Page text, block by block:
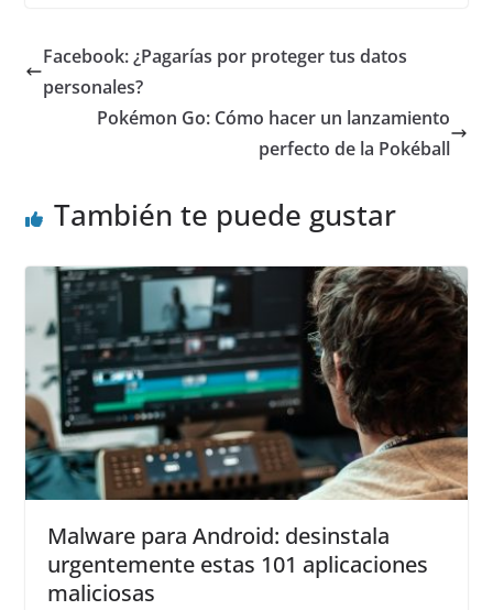
Facebook: ¿Pagarías por proteger tus datos
personales?
Pokémon Go: Cómo hacer un lanzamiento
perfecto de la Pokéball
También te puede gustar
Malware para Android: desinstala
urgentemente estas 101 aplicaciones
maliciosas